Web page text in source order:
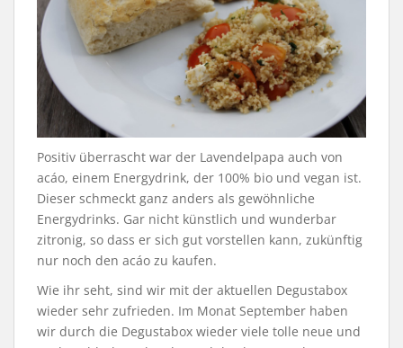
Positiv überrascht war der Lavendelpapa auch von
acáo, einem Energydrink, der 100% bio und vegan ist.
Dieser schmeckt ganz anders als gewöhnliche
Energydrinks. Gar nicht künstlich und wunderbar
zitronig, so dass er sich gut vorstellen kann, zukünftig
nur noch den acáo zu kaufen.
Wie ihr seht, sind wir mit der aktuellen Degustabox
wieder sehr zufrieden. Im Monat September haben
wir durch die Degustabox wieder viele tolle neue und